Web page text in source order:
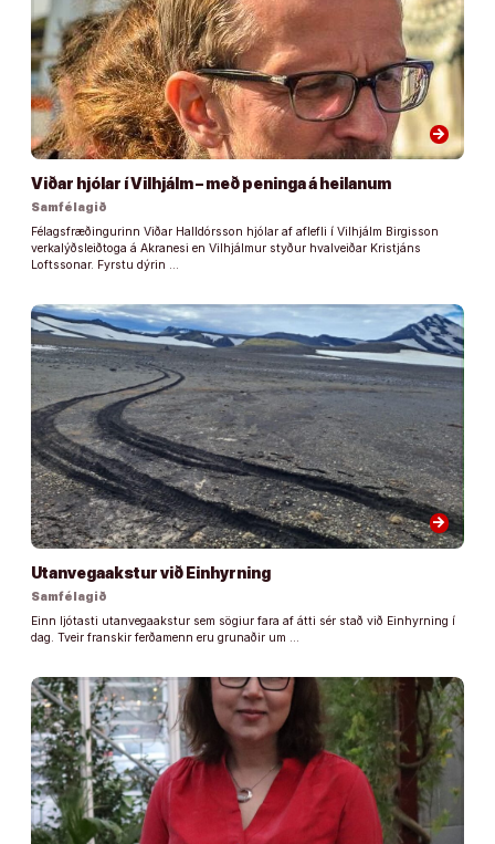
arrow_forward
Viðar hjólar í Vilhjálm – með peninga á heilanum
Samfélagið
Félagsfræðingurinn Viðar Halldórsson hjólar af aflefli í Vilhjálm Birgisson
verkalýðsleiðtoga á Akranesi en Vilhjálmur styður hvalveiðar Kristjáns
Loftssonar. Fyrstu dýrin …
arrow_forward
Utanvegaakstur við Einhyrning
Samfélagið
Einn ljótasti utanvegaakstur sem sögiur fara af átti sér stað við Einhyrning í
dag. Tveir franskir ferðamenn eru grunaðir um …